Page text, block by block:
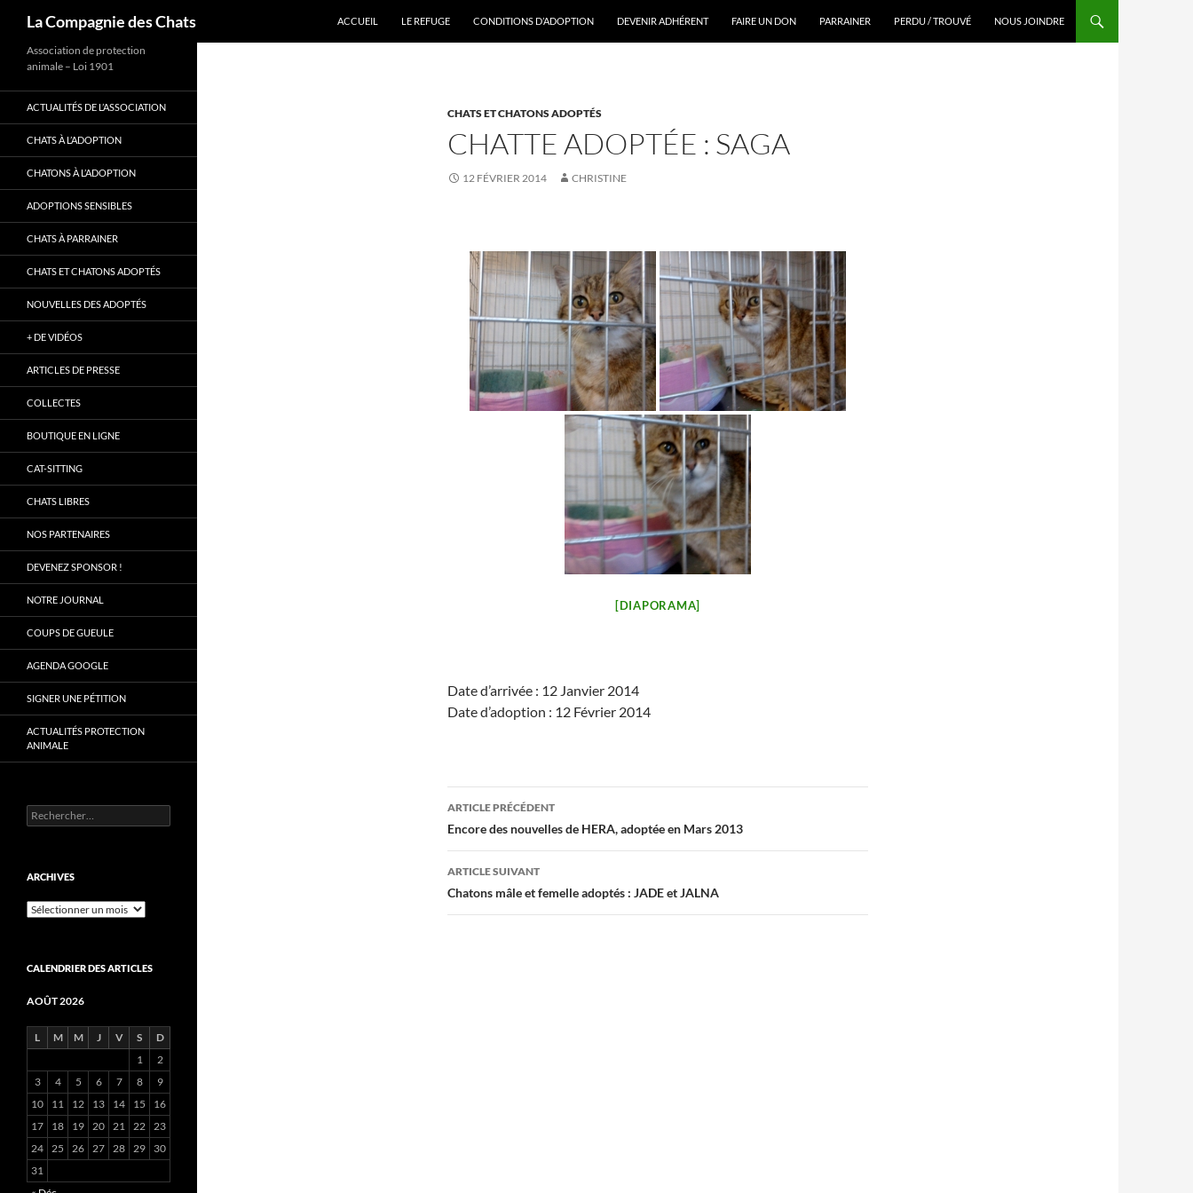
La Compagnie des Chats
ACCUEIL
LE REFUGE CONDITIONS D’ADOPTION DEVENIR ADHÉRENT FAIRE UN DON PARRAINER PERDU / TROUVÉ NOUS JOINDRE
CHATS ET CHATONS ADOPTÉS
CHATTE ADOPTÉE : SAGA
12 FÉVRIER 2014 CHRISTINE
[DIAPORAMA]
Date d’arrivée : 12 Janvier 2014
Date d’adoption : 12 Février 2014
Navigation
des
articles
ARTICLE PRÉCÉDENT
Encore des nouvelles de HERA, adoptée en Mars 2013
ARTICLE SUIVANT
Chatons mâle et femelle adoptés : JADE et JALNA
Association de protection
animale – Loi 1901
ACTUALITÉS DE L’ASSOCIATION
CHATS À L’ADOPTION
CHATONS À L’ADOPTION
ADOPTIONS SENSIBLES
CHATS À PARRAINER
CHATS ET CHATONS ADOPTÉS
NOUVELLES DES ADOPTÉS
+ DE VIDÉOS
ARTICLES DE PRESSE
COLLECTES
BOUTIQUE EN LIGNE
CAT-SITTING
CHATS LIBRES
NOS PARTENAIRES
DEVENEZ SPONSOR !
NOTRE JOURNAL
COUPS DE GUEULE
AGENDA GOOGLE
SIGNER UNE PÉTITION
ACTUALITÉS PROTECTION
ANIMALE
Rechercher :
ARCHIVES
Archives
CALENDRIER DES ARTICLES
AOÛT 2026
L M M J V S
D
1
2
3
4 5 6 7 8
9
10
11 12 13 14 15
16
17
18 19 20 21 22 23
24 25 26 27 28 29
30
31